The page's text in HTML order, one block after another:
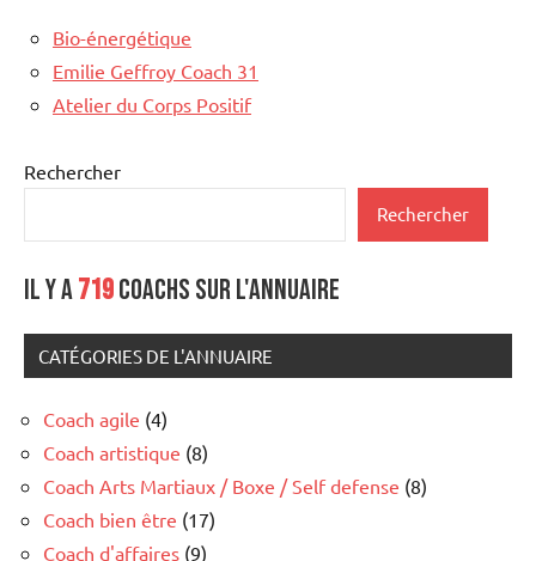
Bio-énergétique
Emilie Geffroy Coach 31
Atelier du Corps Positif
Rechercher
Rechercher
Il y a719coachs sur l'annuaire
CATÉGORIES DE L'ANNUAIRE
Coach agile (4)
Coach artistique (8)
Coach Arts Martiaux / Boxe / Self defense (8)
Coach bien être (17)
Coach d'affaires (9)